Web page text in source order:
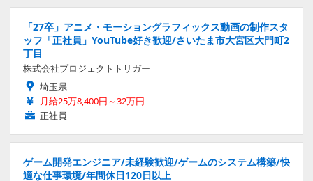
「27卒」アニメ・モーショングラフィックス動画の制作スタ
ッフ「正社員」YouTube好き歓迎/さいたま市大宮区大門町2
丁目
株式会社プロジェクトトリガー
埼玉県
月給25万8,400円～32万円
正社員
ゲーム開発エンジニア/未経験歓迎/ゲームのシステム構築/快
適な仕事環境/年間休日120日以上